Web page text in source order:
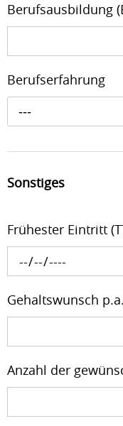
Berufsausbildung
Berufserfahrung
---
Sonstiges
Frühester Eintritt
Gehaltswunsch
Anzahl der